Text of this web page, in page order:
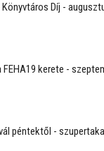
Díj -
kerete -
péntektől -